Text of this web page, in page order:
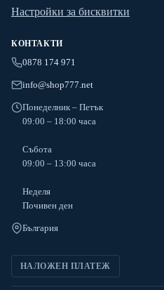
Настройки за бисквитки
КОНТАКТИ
0878 174 971
info@shop777.net
Понеделник – Петък
09:00 – 18:00 часа
Събота
09:00 – 13:00 часа
Неделя
Почивен ден
България
НАЛОЖЕН ПЛАТЕЖ